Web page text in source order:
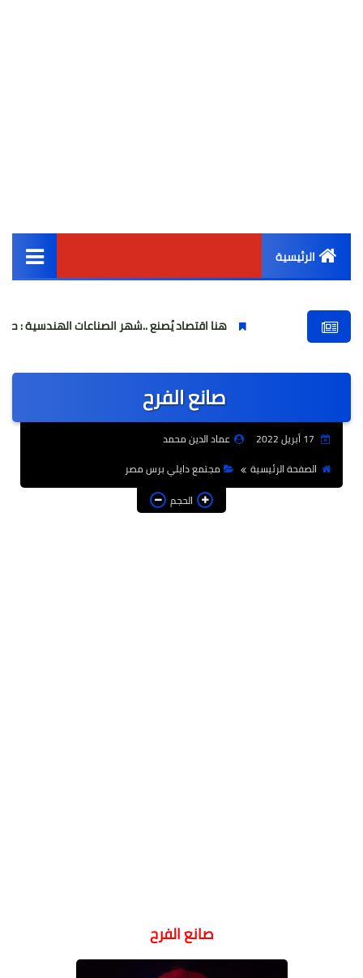
الرئيسية
أخبار مصر
عالمى
الرياضة
حوادث وقضايا
فن
هنا اقتصاد يُصنع ..شهر الصناعات الهندسية : حيث تتحول الفكرة إلى
صانع الفرح
عماد الدين محمد
الصفحة الرئيسية
مجتمع دايلي برس مصر
الحجم
صانع الفرح